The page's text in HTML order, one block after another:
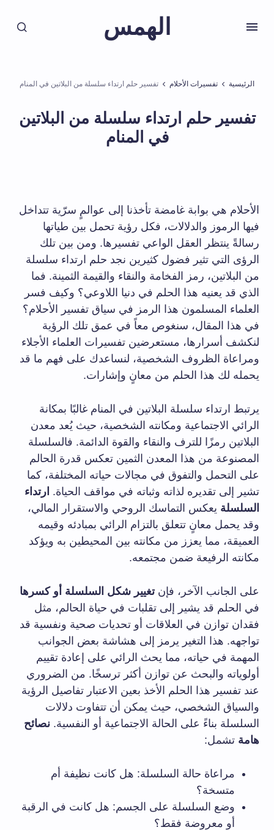
الهمس
الرئيسية تفسيرات الأحلام تفسير حلم ارتداء سلسلة من البلاتين في المنام
تفسير حلم ارتداء سلسلة من البلاتين
في المنام
الأحلام هي بوابة غامضة تأخذنا إلى عوالمٍ سرّية تتداخل
فيها الرموز والدلالات، فكل رؤية تحمل بين طياتها
رسالةً ينتظر العقل الواعي تفسيرها. ومن بين تلك
الرؤى التي تثير فضول كثيرين نجد حلم ارتداء سلسلة
من البلاتين، رمز الفخامة والنقاء والقيمة الثمينة. فما
الذي قد يعنيه هذا الحلم في دنيا اللاوعي؟ وكيف فسر
العلماء المسلمون هذا الرمز في سياق تفسير الأحلام؟
في هذا المقال، سنغوص معاً في عمق تلك الرؤية
لنكشف أسرارها، مستعرضين تفسيرات العلماء الأجلاء
ومراعاة الظروف الشخصية، لنساعدك على فهم ما قد
يحمله لك هذا الحلم من معانٍ وإشارات.
يرتبط ارتداء سلسلة البلاتين في المنام غالبًا بمكانة
الرائي الاجتماعية ومكانته الشخصية، حيث يُعد معدن
البلاتين رمزًا للترف والنقاء والقوة الدائمة. فالسلسلة
المصنوعة من هذا المعدن الثمين تعكس قدرة الحالم
على التحمل والتفوق في مجالات حياته المختلفة، كما
تشير إلى تقديره لذاته وثباته في مواقف الحياة. ارتداء
السلسلة يعكس التماسك الروحي والاستقرار المالي،
وقد يحمل معانٍ تتعلق بالتزام الرائي بمبادئه وقيمه
العميقة، مما يعزز من مكانته بين المحيطين به ويؤكد
مكانته الرفيعة ضمن مجتمعه.
على الجانب الآخر، فإنتغيير شكل السلسلة أو كسرها
في الحلم قد يشير إلى تقلبات في حياة الحالم، مثل
فقدان توازن في العلاقات أو تحديات صحية ونفسية قد
تواجهه. هذا التغير يرمز إلى هشاشة بعض الجوانب
المهمة في حياته، مما يحث الرائي على إعادة تقييم
أولوياته والبحث عن توازن أكثر ترسخًا. من الضروري
عند تفسير هذا الحلم الأخذ بعين الاعتبار تفاصيل الرؤية
والسياق الشخصي، حيث يمكن أن تتفاوت دلالات
السلسلة بناءً على الحالة الاجتماعية أو النفسية. نصائح
هامة تشمل:
مراعاة حالة السلسلة: هل كانت نظيفة أم
متسخة؟
وضع السلسلة على الجسم: هل كانت في الرقبة
أو معروضة فقط؟